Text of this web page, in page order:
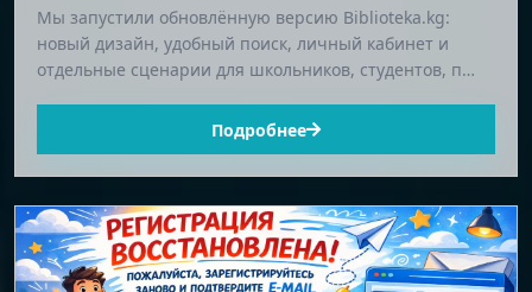
Мы запустили обновлённую версию Biblioteka.kg:
новый дизайн, удобный поиск, личный кабинет и
отдельные сценарии для школьников, студентов, п…
Подробнее